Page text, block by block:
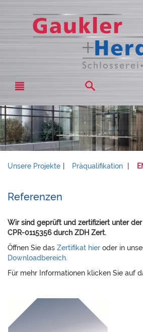
Unsere Projekte Präqualifikation
Referenzen
Wir sind geprüft und zertifiziert unter
CPR-0115356durch ZDH Zert.
Öffnen Sie das Zertifikat hier oder in
Downloadbereich.
Für mehr Informationen klicken Sie auf